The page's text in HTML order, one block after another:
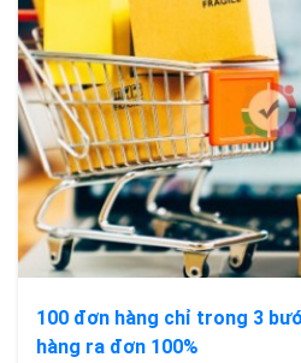
100 đơn hàng chỉ trong 3
hàng ra đơn 100%